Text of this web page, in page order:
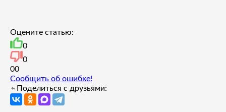
Оцените статью:
0
0
00
Сообщить об ошибке!
Поделиться с друзьями: